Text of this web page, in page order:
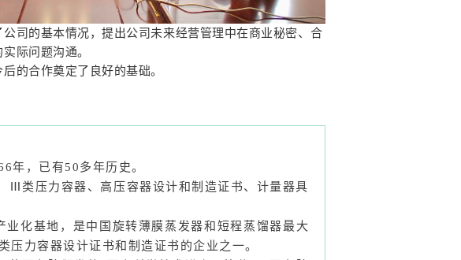
司的基本情况，提出公司未来经营管理中在商业秘密、合
际问题沟通。
的合作奠定了良好的基础。
年，已有50多年历史。
类压力容器、高压容器设计和制造证书、计量器具
业化基地，是中国旋转薄膜蒸发器和短程蒸馏器最大
力容器设计证书和制造证书的企业之一。